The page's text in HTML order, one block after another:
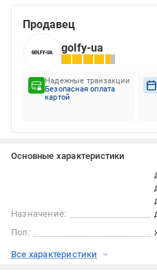
Продавец
golfy-ua
Надежные транзакции
Безопасная оплата
картой
Основные характеристики
Назначение:
Пол:
Все характеристики